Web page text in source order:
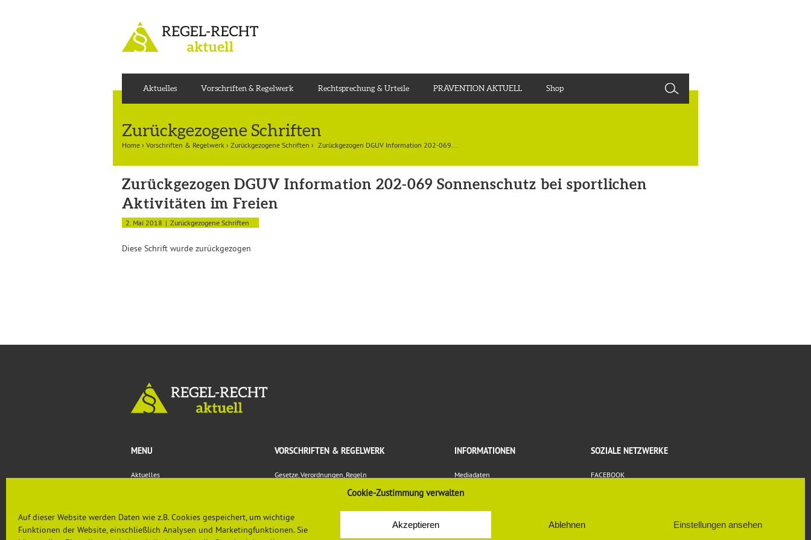
Cookie-Zustimmung verwalten
Auf dieser Website werden Daten wie z.B. Cookies gespeichert, um wichtige
Funktionen der Website, einschließlich Analysen und Marketingfunktionen. Sie
Akzeptieren Ablehnen Einstellungen ansehen
Aktuelles Vorschriften & Regelwerk Rechtsprechung & Urteile PRÄVENTION AKTUELL Shop
Zurückgezogene Schriften
Home › Vorschriften & Regelwerk › Zurückgezogene Schriften › Zurückgezogen DGUV Information 202-069...
Zurückgezogen DGUV Information 202-069 Sonnenschutz bei sportlichen
Aktivitäten im Freien
2. Mai 2018 Zurückgezogene Schriften
Diese Schrift wurde zurückgezogen
MENU
Aktuelles
VORSCHRIFTEN & REGELWERK
Gesetze, Verordnungen, Regeln
Vorschriften und Regelwerk der DGUV
LASI-Publikationen
INFORMATIONEN
Mediadaten
Impressum
Newsletter-Anmeldung
SOZIALE NETZWERKE
FACEBOOK